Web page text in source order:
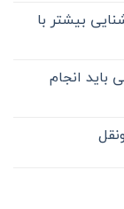
بیشتر با
انجام